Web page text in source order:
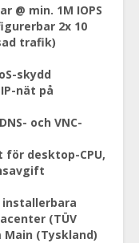
@ min. 1M IOPS
2x 10
trafik)
skydd
nät på
och VNC-
desktop-CPU,
installerbara
(TÜV
(Tyskland)